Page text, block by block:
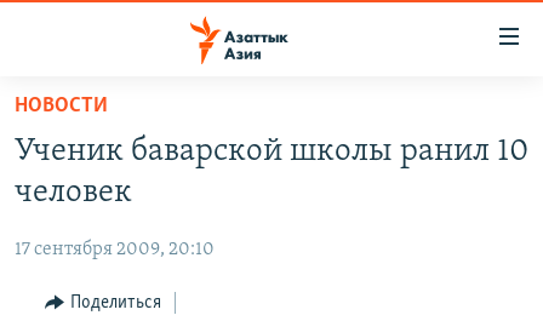
Вернуться
основному
содержанию
навигации
ЦЕНТРАЛЬНАЯ АЗИЯ
УЗБЕКИСТАН
ТАДЖИКИСТАН
НА ДРУГИХ ЯЗЫКАХ
ҚАЗАҚША
НОВОСТИ
Ученик баварской школы ранил 10
человек
17 сентября 2009, 20:10
Поделиться